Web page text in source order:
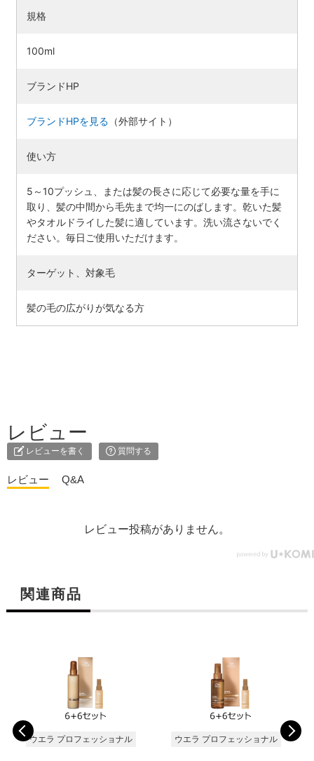
規格
100ml
ブランドHP
ブランドHPを見る （外部サイト）
使い方
5～10プッシュ、または髪の長さに応じて必要な量を手に
取り、髪の中間から毛先まで均一にのばします。乾いた髪
やタオルドライした髪に適しています。洗い流さないでく
ださい。毎日ご使用いただけます。
ターゲット、対象毛
髪の毛の広がりが気なる方
レビュー
レビューを書く 質問する
レビュー Q&A
レビュー投稿がありません。
関連商品
ウエラ プロフェッショナル ウエラ プロフェッショナル